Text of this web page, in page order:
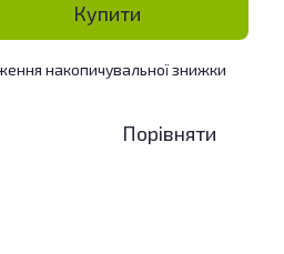
Купити
накопичувальної знижки
Порівняти